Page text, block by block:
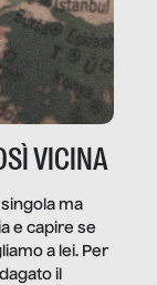
VICINA
ma
e capire se
a lei. Per
il